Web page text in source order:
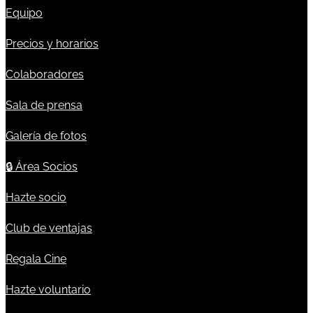
Equipo
Precios y horarios
Colaboradores
Sala de prensa
Galería de fotos
🔒 Área Socios
Hazte socio
Club de ventajas
Regala Cine
Hazte voluntario